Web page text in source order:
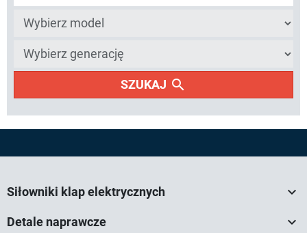
SZUKAJ search
Siłowniki klap elektrycznych 
Detale naprawcze 